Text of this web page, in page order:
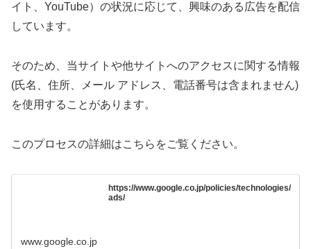
イト、YouTube）の状況に応じて、興味のある広告を配信
しています。
そのため、当サイトや他サイトへのアクセスに関する情報
(氏名、住所、メール アドレス、電話番号は含まれません)
を使用することがあります。
このプロセスの詳細はこちらをご覧ください。
https://www.google.co.jp/policies/technologies/
ads/
www.google.co.jp